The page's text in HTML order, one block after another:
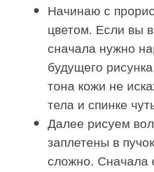
Начинаю с
цветом. Если вы
сначала нужно
будущего
тона кожи не
тела и спинке
Далее рисуем
заплетены в
сложно. Сначала